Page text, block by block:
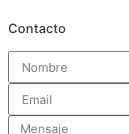
Contacto